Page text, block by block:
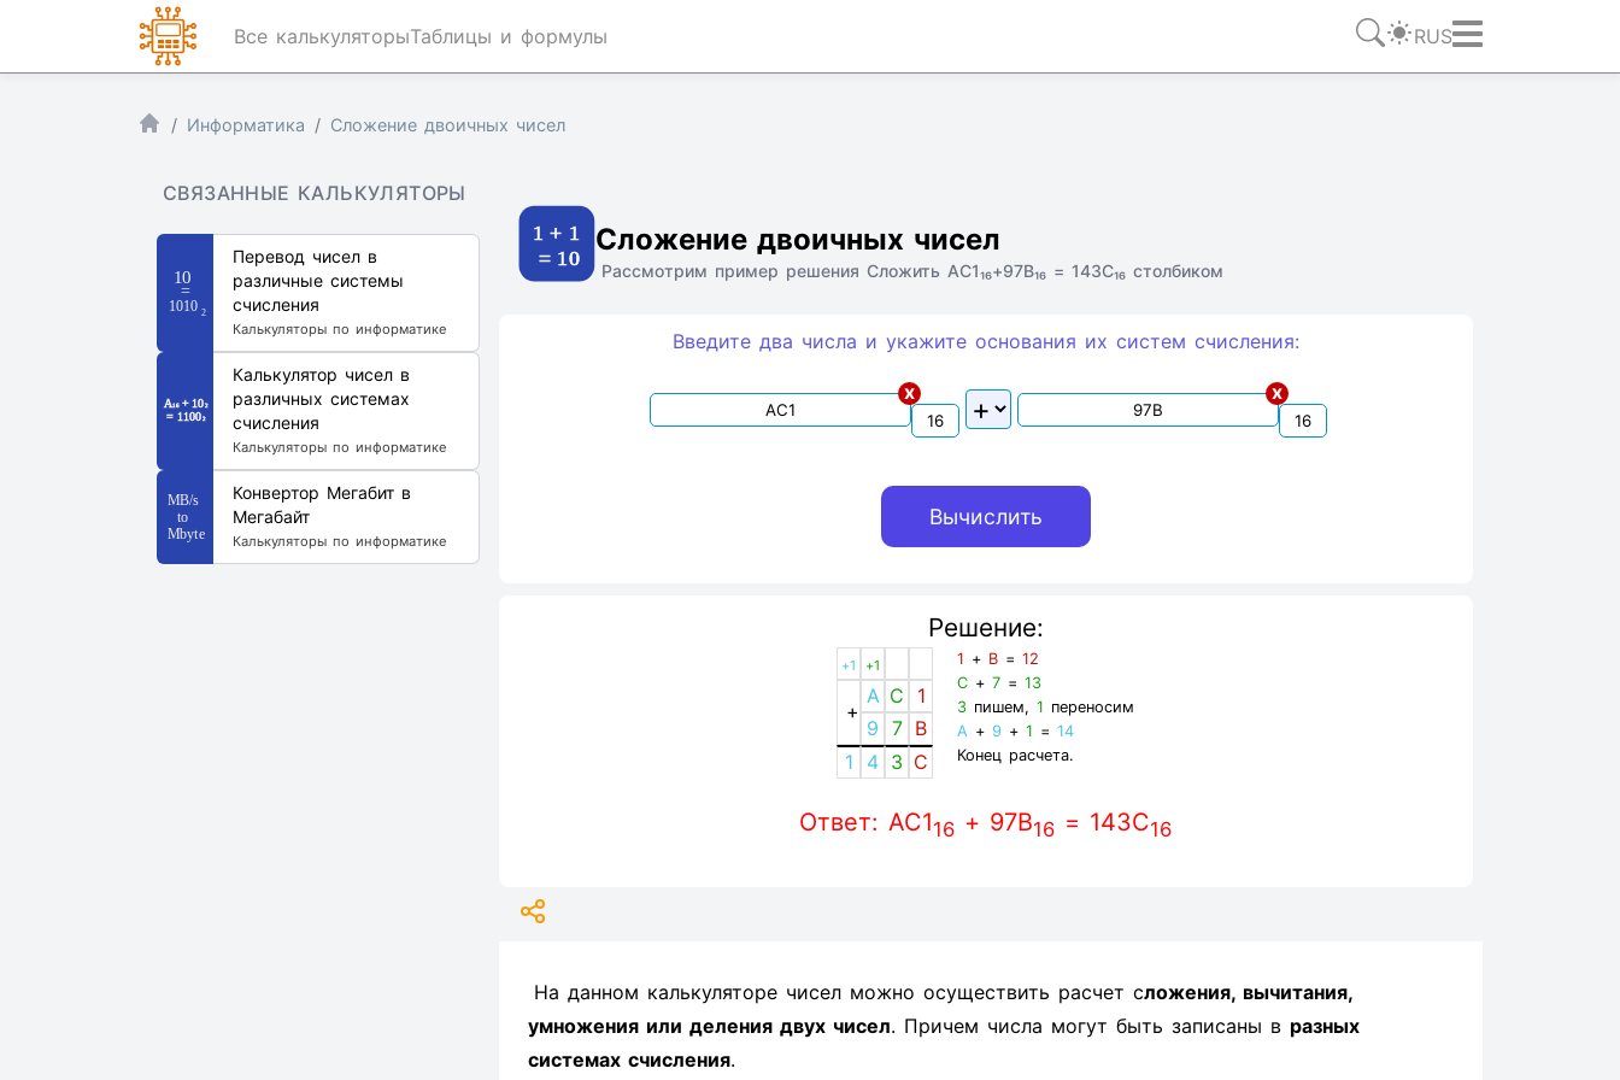
Все калькуляторыТаблицы и формулы RUS
Информатика Сложение двоичных чисел
СВЯЗАННЫЕ КАЛЬКУЛЯТОРЫ
Перевод чисел в
различные системы
счисления
Калькуляторы по информатике
Калькулятор чисел в
различных системах
счисления
Калькуляторы по информатике
Конвертор Мегабит в
Мегабайт
Калькуляторы по информатике
Сложение двоичных чисел
Рассмотрим пример решения Сложить AC1₁₆+97B₁₆ = 143C₁₆ столбиком
Введите два числа и укажите основания их систем счиcления:
x x
Решение:
+1 +1
+
A C
1
9 7 B
1
4 3 C
1 + B =12
C +7 =13
3 пишем,1 переносим
A +9 +1 =14
Конец расчета.
Ответ: AC116 + 97B16 = 143C16
На данном калькуляторе чисел можно осуществить расчет сложения, вычитания,
умножения или деления двух чисел. Причем числа могут быть записаны в разных
системах счисления.